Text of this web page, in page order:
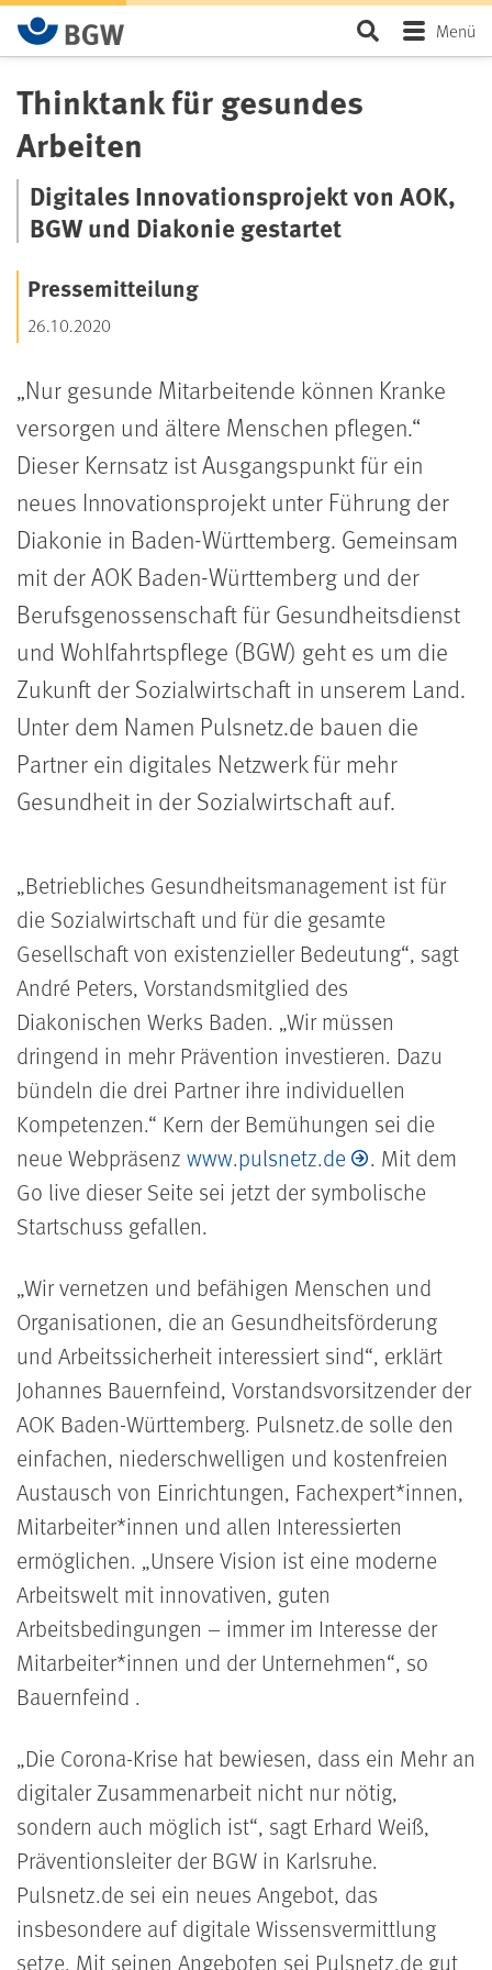
Zum Hauptinhalt springen SeiteMenü
Thinktank für gesundes
Arbeiten
Digitales Innovationsprojekt von AOK,
BGW und Diakonie gestartet
Pressemitteilung
26.10.2020
Nur gesunde Mitarbeitende können Kranke
versorgen und ältere Menschen pflegen.
Dieser Kernsatz ist Ausgangspunkt für ein
neues Innovationsprojekt unter Führung der
Diakonie in Baden-Württemberg. Gemeinsam
mit der AOK Baden-Württemberg und der
Berufsgenossenschaft für Gesundheitsdienst
und Wohlfahrtspflege (BGW) geht es um die
Zukunft der Sozialwirtschaft in unserem Land.
Unter dem Namen Pulsnetz.de bauen die
Partner ein digitales Netzwerk für mehr
Gesundheit in der Sozialwirtschaft auf.
Betriebliches Gesundheitsmanagement ist für
die Sozialwirtschaft und für die gesamte
Gesellschaft von existenzieller Bedeutung , sagt
André Peters, Vorstandsmitglied des
Diakonischen Werks Baden. Wir müssen
dringend in mehr Prävention investieren. Dazu
bündeln die drei Partner ihre individuellen
Kompetenzen. Kern der Bemühungen sei die
neue Webpräsenz www.pulsnetz.de
. Mit dem
Go live dieser Seite sei jetzt der symbolische
Startschuss gefallen.
Wir vernetzen und befähigen Menschen und
Organisationen, die an Gesundheitsförderung
und Arbeitssicherheit interessiert sind , erklärt
Johannes Bauernfeind, Vorstandsvorsitzender der
AOK Baden-Württemberg. Pulsnetz.de solle den
einfachen, niederschwelligen und kostenfreien
Austausch von Einrichtungen, Fachexpert*innen,
Mitarbeiter*innen und allen Interessierten
ermöglichen. Unsere Vision ist eine moderne
Arbeitswelt mit innovativen, guten
Arbeitsbedingungen – immer im Interesse der
Mitarbeiter*innen und der Unternehmen , so
Bauernfeind .
Die Corona-Krise hat bewiesen, dass ein Mehr an
digitaler Zusammenarbeit nicht nur nötig,
sondern auch möglich ist , sagt Erhard Weiß,
Präventionsleiter der BGW in Karlsruhe.
Pulsnetz.de sei ein neues Angebot, das
insbesondere auf digitale Wissensvermittlung
setze. Mit seinen Angeboten sei Pulsnetz.de gut